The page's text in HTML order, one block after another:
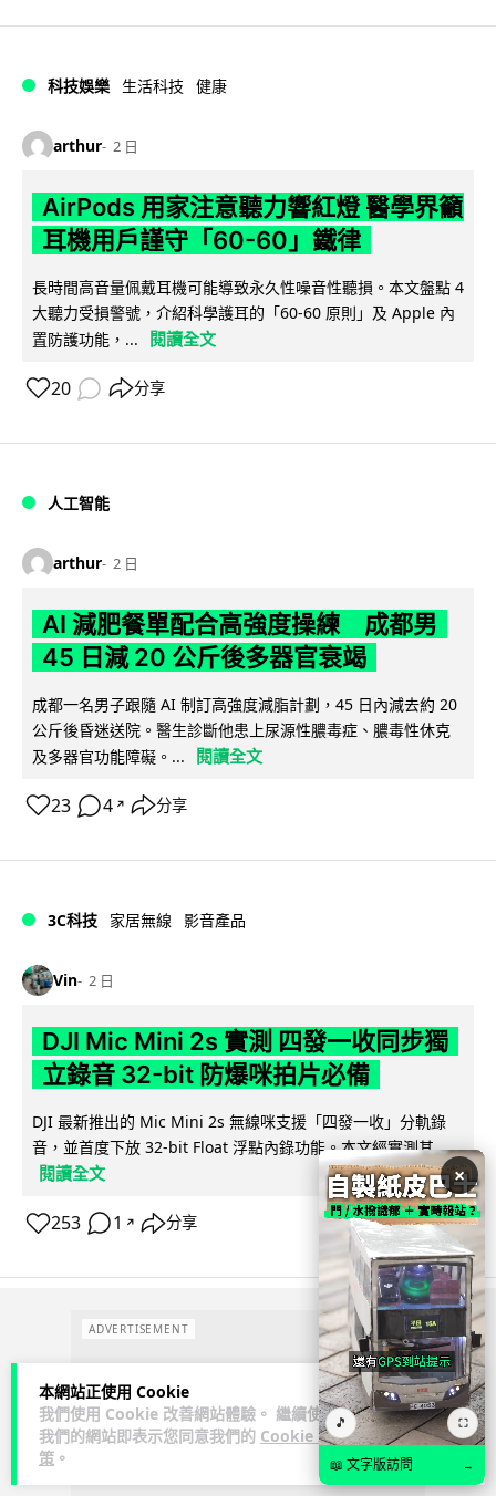
本網站正使用 Cookie
我們使用 Cookie 改善網站體驗。 繼續使用
我們的網站即表示您同意我們的 Cookie 政
策 。
科技娛樂 生活科技 健康
arthur 2 日
AirPods 用家注意聽力響紅燈 醫學界籲
耳機用戶謹守「60-60」鐵律
長時間高音量佩戴耳機可能導致永久性噪音性聽損。本文盤點 4
大聽力受損警號，介紹科學護耳的「60-60 原則」及 Apple 內
置防護功能，...
閱讀全文
20 分享
人工智能
arthur 2 日
AI 減肥餐單配合高強度操練 成都男
45 日減 20 公斤後多器官衰竭
成都一名男子跟隨 AI 制訂高強度減脂計劃，45 日內減去約 20
公斤後昏迷送院。醫生診斷他患上尿源性膿毒症、膿毒性休克
及多器官功能障礙。...
閱讀全文
23 4 ↗ 分享
3C科技 家居無線 影音產品
Vin 2 日
DJI Mic Mini 2s 實測 四發一收同步獨
立錄音 32-bit 防爆咪拍片必備
DJI 最新推出的 Mic Mini 2s 無線咪支援「四發一收」分軌錄
音，並首度下放 32-bit Float 浮點內錄功能。本文經實測其...
閱讀全文
253 1 ↗ 分享
ADVERTISEMENT
×
🎵 ⛶
📖 文字版訪問 →